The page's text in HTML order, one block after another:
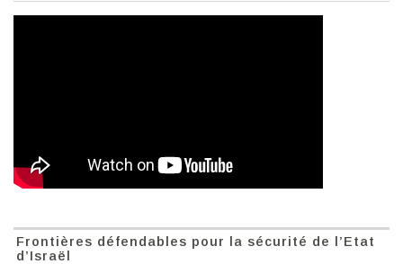
Frontières défendables pour la sécurité de l’Etat
d’Israël